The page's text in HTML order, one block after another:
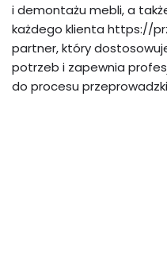
i demontażu mebli, a
każdego klienta https://
partner, który
potrzeb i zapewnia
do procesu